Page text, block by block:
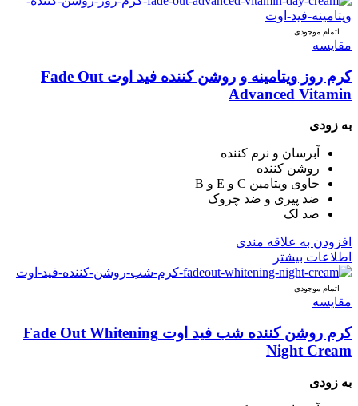
اتمام موجودی
مقایسه
کرم روز ویتامینه و روشن کننده فید اوت Fade Out
Advanced Vitamin
به زودی
آبرسان و نرم کننده
روشن کننده
حاوی ویتامین C و E و B
ضد پیری و ضد چروک
ضد لک
افزودن به علاقه مندی
اطلاعات بیشتر
اتمام موجودی
مقایسه
کرم روشن کننده شب فید اوت Fade Out Whitening
Night Cream
به زودی